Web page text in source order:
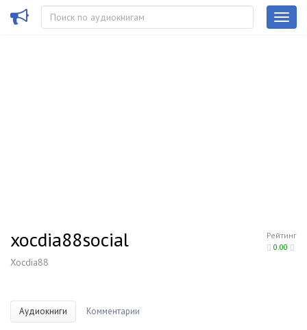
Рейтинг
0.00
xocdia88social
Xocdia88
Аудиокниги Комментарии